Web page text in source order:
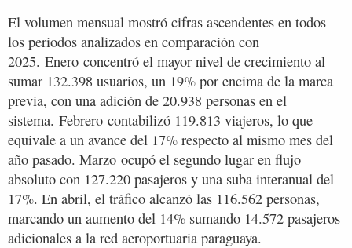
El volumen mensual mostró cifras ascendentes en todos
los periodos analizados en comparación con
2025. Enero concentró el mayor nivel de crecimiento al
sumar 132.398 usuarios, un 19% por encima de la marca
previa, con una adición de 20.938 personas en el
sistema. Febrero contabilizó 119.813 viajeros, lo que
equivale a un avance del 17% respecto al mismo mes del
año pasado. Marzo ocupó el segundo lugar en flujo
absoluto con 127.220 pasajeros y una suba interanual del
17%. En abril, el tráfico alcanzó las 116.562 personas,
marcando un aumento del 14% sumando 14.572 pasajeros
adicionales a la red aeroportuaria paraguaya.